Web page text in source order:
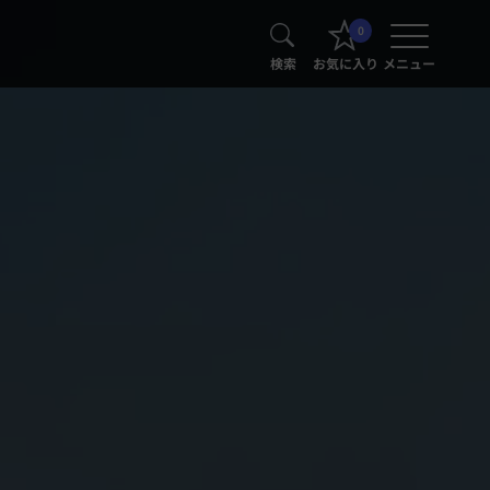
検索
0
お気に入り メニュー